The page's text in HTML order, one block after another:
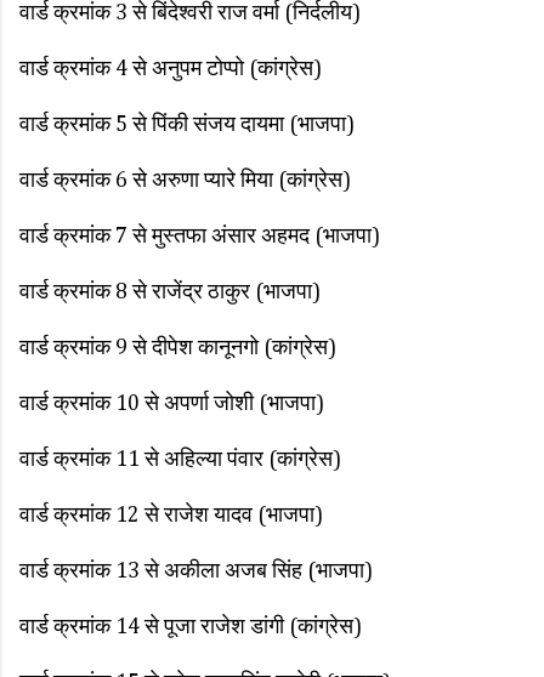
वार्ड क्रमांक 3 से बिंदेश्वरी राज वर्मा (निर्दलीय)
वार्ड क्रमांक 4 से अनुपम टोप्पो (कांग्रेस)
वार्ड क्रमांक 5 से पिंकी संजय दायमा (भाजपा)
वार्ड क्रमांक 6 से अरुणा प्यारे मिया (कांग्रेस)
वार्ड क्रमांक 7 से मुस्तफा अंसार अहमद (भाजपा)
वार्ड क्रमांक 8 से राजेंद्र ठाकुर (भाजपा)
वार्ड क्रमांक 9 से दीपेश कानूनगो (कांग्रेस)
वार्ड क्रमांक 10 से अपर्णा जोशी (भाजपा)
वार्ड क्रमांक 11 से अहिल्या पंवार (कांग्रेस)
वार्ड क्रमांक 12 से राजेश यादव (भाजपा)
वार्ड क्रमांक 13 से अकीला अजब सिंह (भाजपा)
वार्ड क्रमांक 14 से पूजा राजेश डांगी (कांग्रेस)